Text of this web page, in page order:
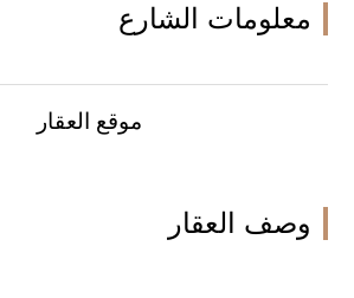
معلومات الشارع
موقع العقار
وصف العقار